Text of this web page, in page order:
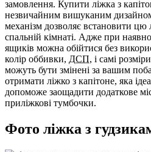
замовлення. Купити ліжка з
незвичайним вишуканим
механізм дозволяє встановити цю
спальній кімнаті. Адже при
ящиків можна обійтися без
колір оббивки, ДСП, і самі
можуть бути змінені за вашим
отримати ліжко з капітоне, яка
допоможе заощадити додаткове
приліжкові тумбочки.
Фото ліжка з